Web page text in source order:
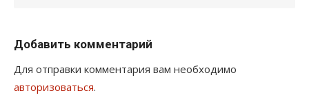
Добавить комментарий
Для отправки комментария вам необходимо
авторизоваться.